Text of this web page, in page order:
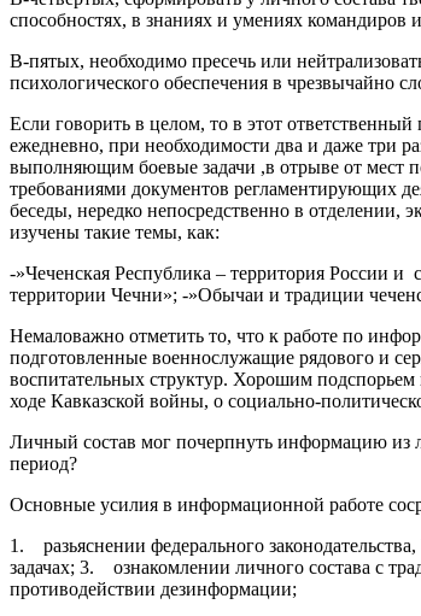
способностях, в знаниях и умениях командиров
В-пятых, необходимо пресечь или
психологического обеспечения в чрезвычайно
Если говорить в целом, то в этот
ежедневно, при необходимости два и даже три
выполняющим боевые задачи ,в отрыве от мест
требованиями документов регламентирующих
беседы, нередко непосредственно в отделении,
изучены такие темы, как:
-»Чеченская Республика – территория России
территории Чечни»; -»Обычаи и традиции
Немаловажно отметить то, что к работе по
подготовленные военнослужащие рядового и
воспитательных структур. Хорошим
ходе Кавказской войны, о социально-
Личный состав мог почерпнуть информацию из
период?
Основные усилия в информационной работе
1. разьяснении федерального
задачах; 3. ознакомлении личного состава с
противодействии дезинформации;